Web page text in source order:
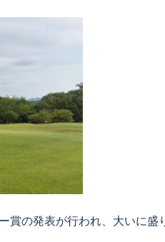
賞の発表が行われ、大いに盛